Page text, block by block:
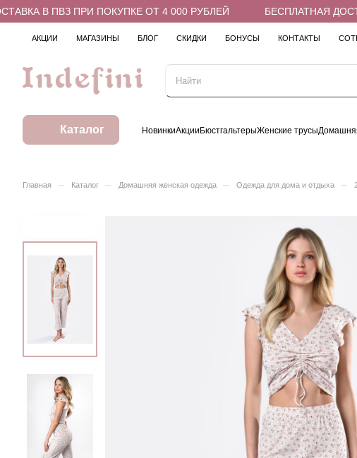
В ПВЗ ПРИ ПОКУПКЕ ОТ 4 000 РУБЛЕЙ БЕСПЛАТНАЯ
АКЦИИ МАГАЗИНЫ БЛОГ СКИДКИ БОНУСЫ КОНТАКТЫ
Каталог НовинкиАкцииБюстгальтерыЖенские трусы
Главная – Каталог – Домашняя женская одежда – Одежда для дома и отдыха –